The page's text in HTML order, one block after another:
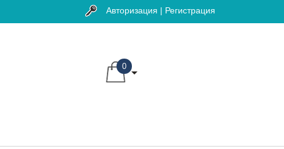
Авторизация | Регистрация
0